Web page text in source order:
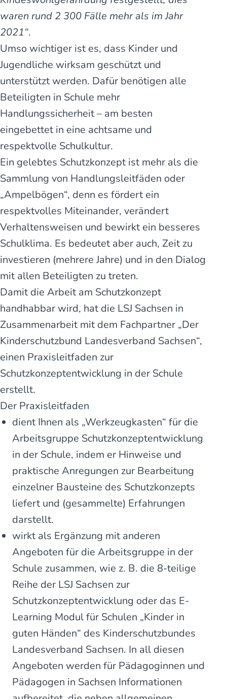
waren rund 2 300 Fälle mehr als im Jahr
2021“.
Umso wichtiger ist es, dass Kinder und
Jugendliche wirksam geschützt und
unterstützt werden. Dafür benötigen alle
Beteiligten in Schule mehr
Handlungssicherheit – am besten
eingebettet in eine achtsame und
respektvolle Schulkultur.
Ein gelebtes Schutzkonzept ist mehr als die
Sammlung von Handlungsleitfäden oder
„Ampelbögen“, denn es fördert ein
respektvolles Miteinander, verändert
Verhaltensweisen und bewirkt ein besseres
Schulklima. Es bedeu­tet aber auch, Zeit zu
in­ves­tie­ren (mehrere Jahre) und in den Dia­log
mit allen Betei­ligten zu treten.
Damit die Arbeit am Schutz­kon­zept
handhabbar wird, hat die LSJ Sachsen in
Zusammenarbeit mit dem Fachpartner „Der
Kinderschutzbund Landesverband Sachsen“,
einen Praxisleitfaden zur
Schutzkonzeptentwicklung in der Schule
erstellt.
Der Praxisleitfaden
dient Ihnen als „Werkzeugkasten“ für die
Arbeitsgruppe Schutzkonzeptentwicklung
in der Schule, indem er Hinweise und
praktische Anregungen zur Bearbeitung
einzelner Bausteine des Schutzkonzepts
liefert und (gesammelte) Erfahrungen
darstellt.
wirkt als Ergänzung mit anderen
Angeboten für die Arbeitsgruppe in der
Schule zusammen, wie z. B. die 8-teilige
Reihe der LSJ Sachsen zur
Schutzkonzeptentwicklung oder das E-
Learning Modul für Schulen „Kinder in
guten Händen“ des Kinderschutzbundes
Landesverband Sachsen. In all diesen
Angeboten werden für Pädagoginnen und
Pädagogen in Sachsen Informationen